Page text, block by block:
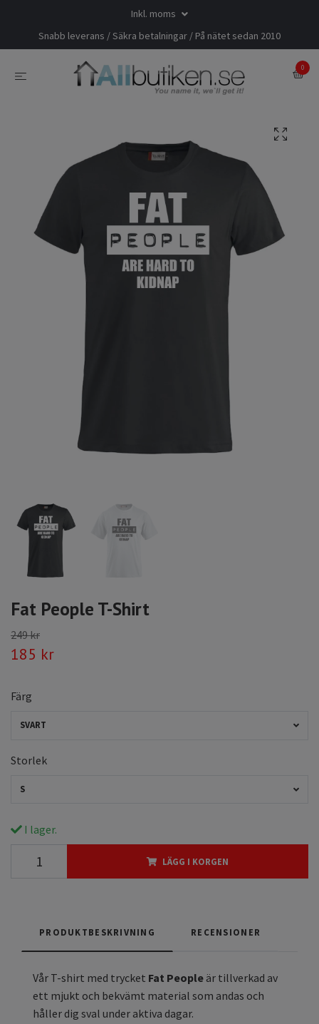
Inkl. moms
Snabb leverans / Säkra betalningar / På nätet sedan 2010
0
Fat People T-Shirt
249 kr
185 kr
Färg
SVART
Storlek
S
I lager.
LÄGG I KORGEN
PRODUKTBESKRIVNING RECENSIONER
Vår T-shirt med trycket Fat People är tillverkad av
ett mjukt och bekvämt material som andas och
håller dig sval under aktiva dagar.